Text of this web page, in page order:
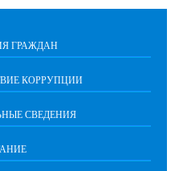
ГРАЖДАН
КОРРУПЦИИ
СВЕДЕНИЯ